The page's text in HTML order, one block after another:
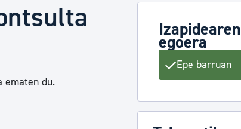
Giza Eskubideak eta bizikidetza
ematen du.
Izapidearen
egoera
Epe barruan